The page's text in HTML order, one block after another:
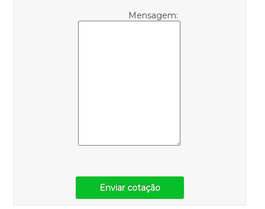
Mensagem:
Enviar cotação